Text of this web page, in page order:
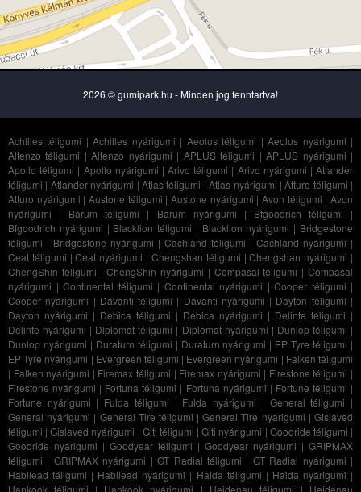
2026 © gumipark.hu - Minden jog fenntartva!
Achilles téligumi |Achilles nyárigumi | Aeolus téligumi |Aeolus nyárigumi |
Altenzo téligumi |Altenzo nyárigumi | APLUS téligumi |APLUS nyárigumi |
Apollo téligumi | Apollo nyárigumi |Arivo téligumi | Arivo nyárigumi |Atlander
téligumi | Atlander nyárigumi | Atlas téligumi |Atlas nyárigumi |Atturo téligumi |
Atturo nyárigumi |Austone téligumi |Austone nyárigumi |Avon téligumi |Avon
nyárigumi | Barum téligumi | Barum nyárigumi | Bfgoodrich téligumi |
Bfgoodrich nyárigumi | Blacklion téligumi | Blacklion nyárigumi | Bridgestone
téligumi | Bridgestone nyárigumi | Cachland téligumi | Cachland nyárigumi |
Ceat téligumi |Ceat nyárigumi | Chengshan téligumi |Chengshan nyárigumi |
ChengShin téligumi |ChengShin nyárigumi | Compasal téligumi |Compasal
nyárigumi | Continental téligumi | Continental nyárigumi | Cooper téligumi |
Cooper nyárigumi | Davanti téligumi | Davanti nyárigumi | Dayton téligumi |
Dayton nyárigumi | Debica téligumi | Debica nyárigumi | Delinte téligumi |
Delinte nyárigumi | Diplomat téligumi | Diplomat nyárigumi | Dunlop téligumi |
Dunlop nyárigumi | Duraturn téligumi | Duraturn nyárigumi | EP Tyre téligumi |
EP Tyre nyárigumi | Evergreen téligumi | Evergreen nyárigumi | Falken téligumi
| Falken nyárigumi | Firemax téligumi | Firemax nyárigumi | Firestone téligumi |
Firestone nyárigumi | Fortuna téligumi | Fortuna nyárigumi | Fortune téligumi |
Fortune nyárigumi | Fulda téligumi | Fulda nyárigumi | General téligumi |
General nyárigumi | General Tire téligumi |General Tire nyárigumi |Gislaved
téligumi |Gislaved nyárigumi | Giti téligumi |Giti nyárigumi | Goodride téligumi |
Goodride nyárigumi | Goodyear téligumi | Goodyear nyárigumi | GRIPMAX
téligumi | GRIPMAX nyárigumi |GT Radial téligumi | GT Radial nyárigumi |
Habilead téligumi | Habilead nyárigumi | Haida téligumi | Haida nyárigumi |
Hankook téligumi | Hankook nyárigumi | Heidenau téligumi | Heidenau